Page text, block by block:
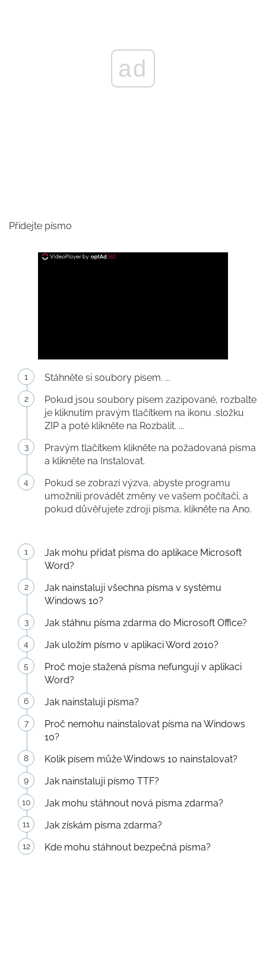
ad
Přidejte písmo
Stáhněte si soubory písem. ...
Pokud jsou soubory písem zazipované, rozbalte
je kliknutím pravým tlačítkem na ikonu .složku
ZIP a poté klikněte na Rozbalit. ...
Pravým tlačítkem klikněte na požadovaná písma
a klikněte na Instalovat.
Pokud se zobrazí výzva, abyste programu
umožnili provádět změny ve vašem počítači, a
pokud důvěřujete zdroji písma, klikněte na Ano.
Jak mohu přidat písma do aplikace Microsoft
Word?
Jak nainstaluji všechna písma v systému
Windows 10?
Jak stáhnu písma zdarma do Microsoft Office?
Jak uložím písmo v aplikaci Word 2010?
Proč moje stažená písma nefungují v aplikaci
Word?
Jak nainstaluji písma?
Proč nemohu nainstalovat písma na Windows
10?
Kolik písem může Windows 10 nainstalovat?
Jak nainstaluji písmo TTF?
Jak mohu stáhnout nová písma zdarma?
Jak získám písma zdarma?
Kde mohu stáhnout bezpečná písma?